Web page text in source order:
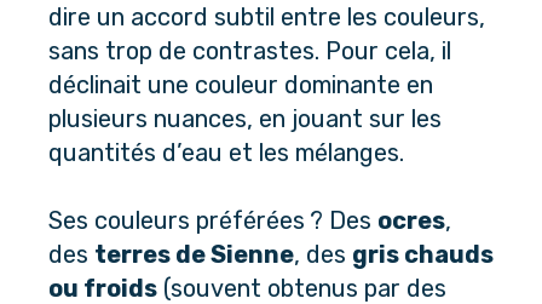
dire un accord subtil entre les couleurs,
sans trop de contrastes. Pour cela, il
déclinait une couleur dominante en
plusieurs nuances, en jouant sur les
quantités d’eau et les mélanges.
Ses couleurs préférées ? Des ocres,
des terres de Sienne, des gris chauds
ou froids (souvent obtenus par des